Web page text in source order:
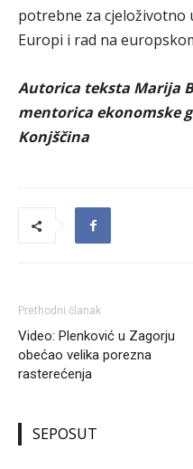
potrebne za cjeloživotno
Europi i rad na
Autorica teksta Marija
mentorica ekonomske
Konjščina
Prethodni članak
Video: Plenković u Zagorju
obećao velika porezna
rasterećenja
SEPOSUT